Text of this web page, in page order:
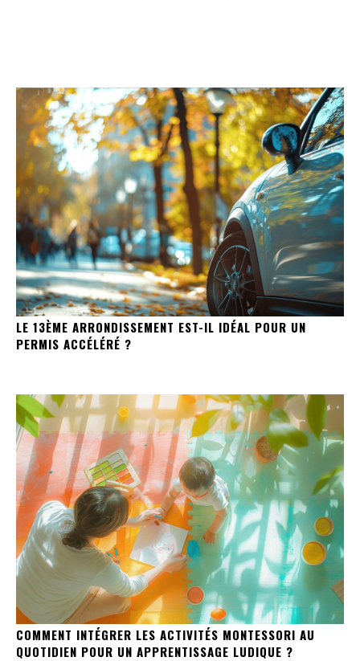
LE 13ÈME ARRONDISSEMENT EST-IL IDÉAL POUR UN
PERMIS ACCÉLÉRÉ ?
COMMENT INTÉGRER LES ACTIVITÉS MONTESSORI AU
QUOTIDIEN POUR UN APPRENTISSAGE LUDIQUE ?